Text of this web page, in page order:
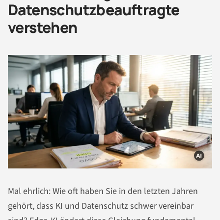
Datenschutzbeauftragte
verstehen
Mal ehrlich: Wie oft haben Sie in den letzten Jahren
gehört, dass KI und Datenschutz schwer vereinbar